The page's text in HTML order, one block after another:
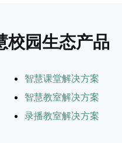
校园生态产品
智慧课堂解决方案
智慧教室解决方案
录播教室解决方案